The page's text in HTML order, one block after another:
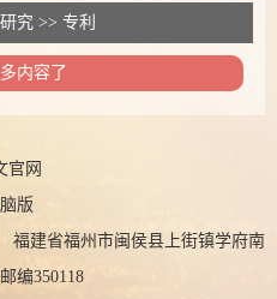
究 >> 专利
内容了
官网
版
福建省福州市闽侯县上街镇学府南
编350118